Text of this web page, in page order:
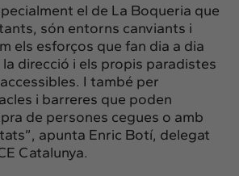
el de La Boqueria que
són entorns canviants i
els esforços que fan dia a dia
direcció i els propis paradistes
I també per
i barreres que poden
de persones cegues o amb
apunta Enric Botí, delegat
Catalunya.